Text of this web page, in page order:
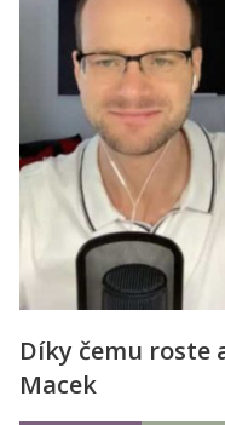
Díky čemu roste
Macek